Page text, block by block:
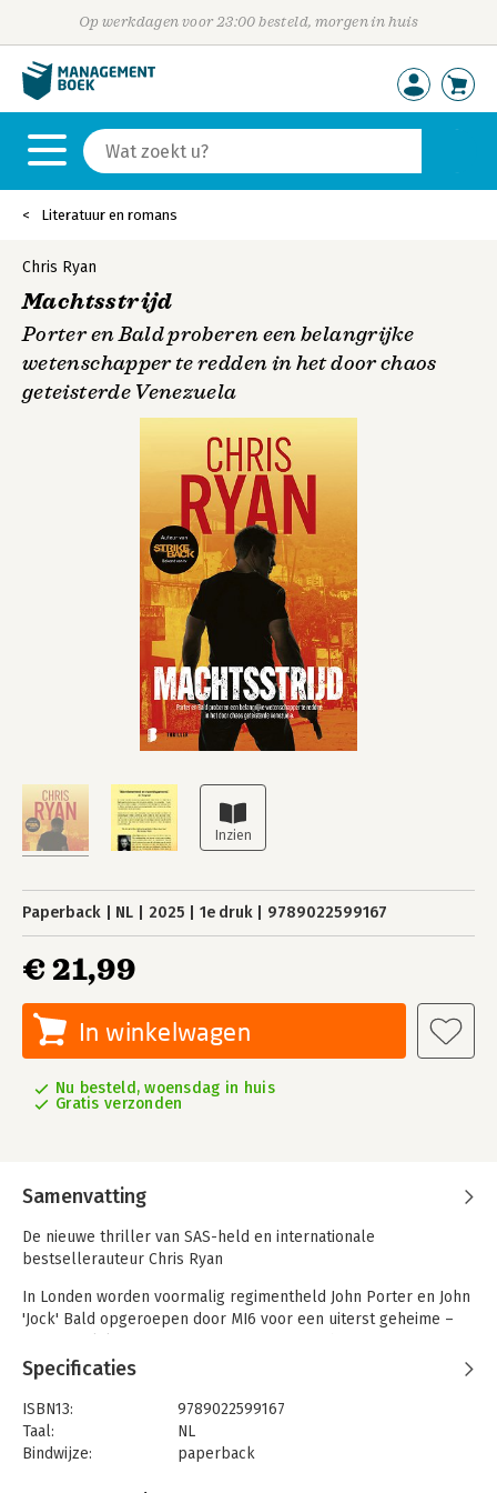
Op werkdagen voor 23:00 besteld, morgen in huis
Literatuur en romans
Chris Ryan
Machtsstrijd
Porter en Bald proberen een belangrijke
wetenschapper te redden in het door chaos
geteisterde Venezuela
Paperback NL 2025 1e druk 9789022599167
€ 21,99
In winkelwagen
Nu besteld, woensdag in huis
Gratis verzonden
Samenvatting
De nieuwe thriller van SAS-held en internationale
bestsellerauteur Chris Ryan
In Londen worden voormalig regimentheld John Porter en John
'Jock' Bald opgeroepen door MI6 voor een uiterst geheime –
Venezuela is beschuldigd van spionage voor de Britse overheid
en wordt gevangengehouden door de beruchte
veiligheidsdiensten van de president.
Samen met een team van voormalige SEAL’s moeten Bald en
Porter de wetenschapper redden voordat ze zwicht onder de
Specificaties
ISBN13:
9789022599167
Taal:
NL
Bindwijze:
paperback